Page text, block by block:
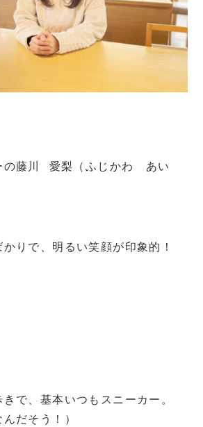
の藤川 愛梨（ふじかわ あい
りで、明るい笑顔が印象的！
で、基本いつもスニーカー。
だそう！）